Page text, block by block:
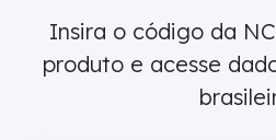
Insira o código da
produto e acesse